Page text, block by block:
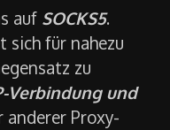
auf SOCKS5.
sich für nahezu
zu
Verbindung und
anderer Proxy-